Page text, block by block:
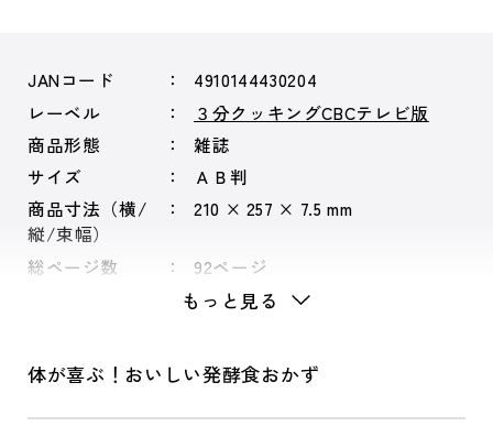
JANコード
4910144430204
レーベル
３分クッキングCBCテレビ版
商品形態
雑誌
サイズ
ＡＢ判
商品寸法（横/
縦/束幅）
210 × 257 × 7.5 mm
総ページ数 92ページ
もっと見る
体が喜ぶ！おいしい発酵食おかず